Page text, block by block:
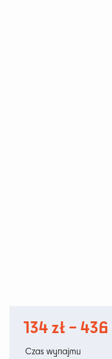
134zł–436
Czas wynajmu